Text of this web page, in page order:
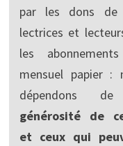
par les dons de
lectrices et
les
mensuel papier :
dépendons
générosité de
et ceux qui